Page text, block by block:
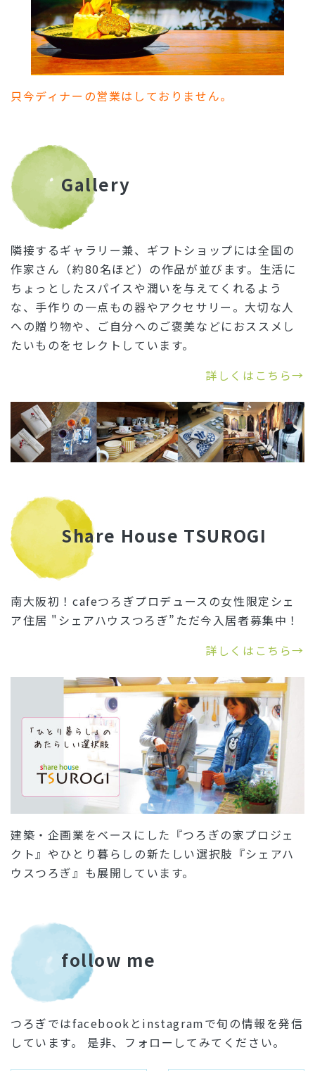
只今ディナーの営業はしておりません。
Gallery
隣接するギャラリー兼、ギフトショップには全国の
作家さん（約80名ほど）の作品が並びます。生活に
ちょっとしたスパイスや潤いを与えてくれるよう
な、手作りの一点もの器やアクセサリー。大切な人
への贈り物や、ご自分へのご褒美などにおススメし
たいものをセレクトしています。
詳しくはこちら→
Share House TSUROGI
南大阪初！cafeつろぎプロデュースの女性限定シェ
ア住居 "シェアハウスつろぎ”ただ今入居者募集中！
詳しくはこちら→
建築・企画業をベースにした『つろぎの家プロジェ
クト』やひとり暮らしの新たしい選択肢『シェアハ
ウスつろぎ』も展開しています。
follow me
つろぎではfacebookとinstagramで旬の情報を発信
しています。 是非、フォローしてみてください。